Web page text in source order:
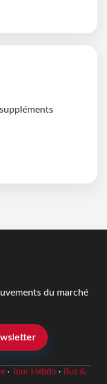
du marché
· Tour Hebdo· Bus &